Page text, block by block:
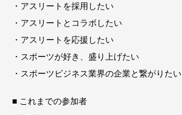
・アスリートを採用したい
・アスリートとコラボしたい
・アスリートを応援したい
・スポーツが好き、盛り上げたい
・スポーツビジネス業界の企業と繋がりたい
■ これまでの参加者